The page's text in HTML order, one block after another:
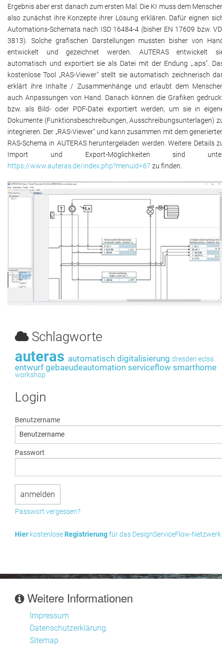
Ergebnis aber erst danach zum ersten Mal. Die KI muss dem
also zunächst ihre Konzepte ihrer Lösung erklären. Dafür eignen
Automations-Schemata nach ISO 16484-4 (bisher EN 17609 bzw.
3813). Solche grafischen Darstellungen mussten bisher von
entwickelt und gezeichnet werden. AUTERAS entwickelt
automatisch und exportiert sie als Datei mit der Endung „.aps".
kostenlose Tool „RAS-Viewer" stellt sie automatisch zeichnerisch
erklärt ihre Inhalte / Zusammenhänge und erlaubt dem
auch Anpassungen von Hand. Danach können die Grafiken
bzw. als Bild- oder PDF-Datei exportiert werden, um sie in
Dokumente (Funktionsbeschreibungen, Ausschreibungsunterlagen)
integrieren. Der „RAS-Viewer" und kann zusammen mit dem
RAS-Schema in AUTERAS heruntergeladen werden. Weitere Details
Import und Export-Möglichkeiten sind
https://www.auteras.de/index.php?menuid=67 zu finden.
Schlagworte
auteras automatisch digitalisierung dresden eclss
entwurf gebaeudeautomation serviceflow smarthome
workshop
Login
Benutzername
Passwort
Passwort vergessen?
Hier kostenlose Registrierungfür das DesignServiceFlow-Netzwerk
Weitere Informationen
Impressum
Datenschutzerklärung
Sitemap